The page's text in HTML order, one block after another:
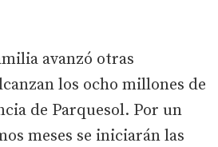
avanzó otras
los ocho millones de
de Parquesol. Por un
meses se iniciarán las